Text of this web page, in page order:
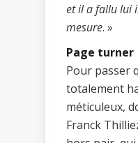
et il a fallu lui
mesure. »
Page turner
Pour passer
totalement
méticuleux,
Franck